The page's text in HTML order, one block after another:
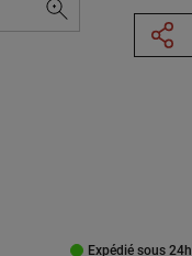
Expédié sous 24h